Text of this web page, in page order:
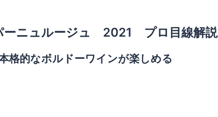
ーニュルージュ 2021 プロ目線解説
格的なボルドーワインが楽しめる